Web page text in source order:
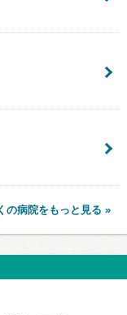
の病院をもっと見る »